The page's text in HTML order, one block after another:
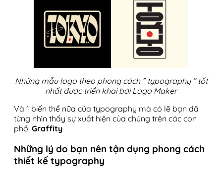
Những mẫu logo theo phong cách ” typography ” tốt
nhất được triển khai bởi Logo Maker
Và 1 biến thể nữa của typography mà có lẽ bạn đã
từng nhìn thấy sự xuất hiện của chúng trên các con
phố: Graffity
Những lý do bạn nên tận dụng phong cách
thiết kế typography